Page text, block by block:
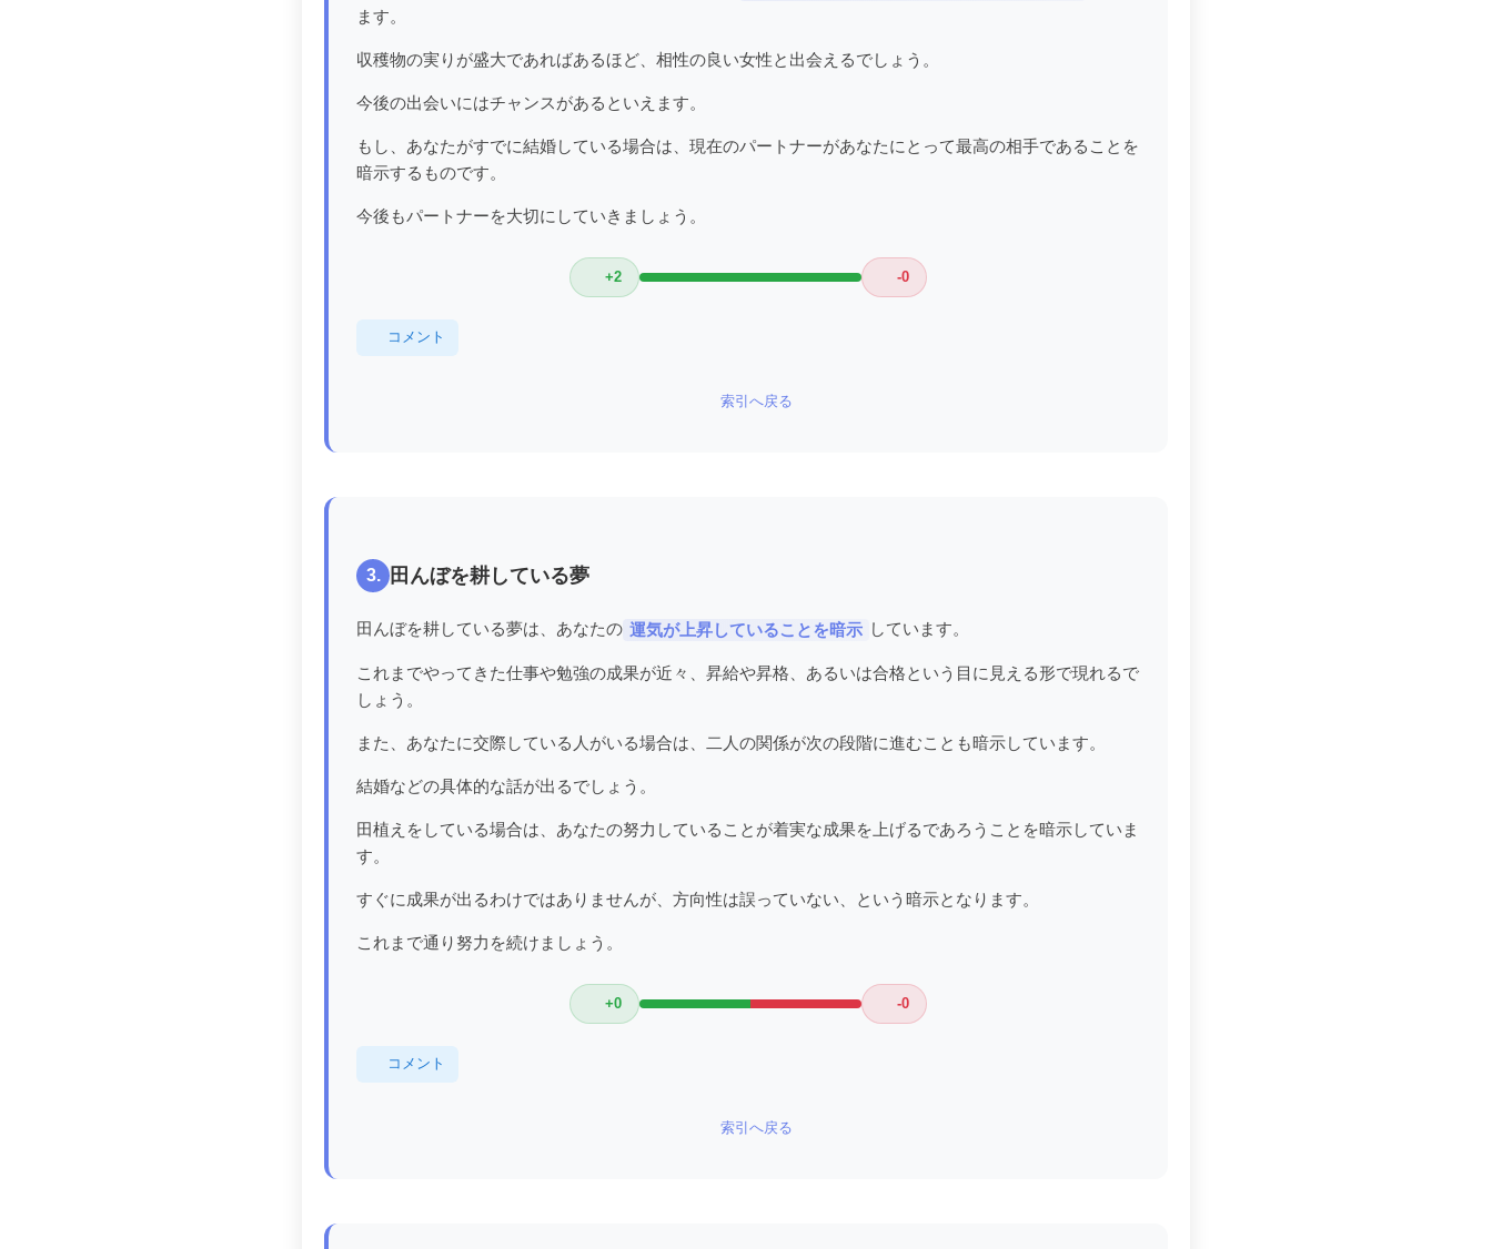
ます。
収穫物の実りが盛大であればあるほど、相性の良い女性と出会えるでしょう。
今後の出会いにはチャンスがあるといえます。
もし、あなたがすでに結婚している場合は、現在のパートナーがあなたにとって最高の相手であることを
暗示するものです。
今後もパートナーを大切にしていきましょう。
+2 -0
コメント
索引へ戻る
3. 田んぼを耕している夢
田んぼを耕している夢は、あなたの 運気が上昇していることを暗示 しています。
これまでやってきた仕事や勉強の成果が近々、昇給や昇格、あるいは合格という目に見える形で現れるで
しょう。
また、あなたに交際している人がいる場合は、二人の関係が次の段階に進むことも暗示しています。
結婚などの具体的な話が出るでしょう。
田植えをしている場合は、あなたの努力していることが着実な成果を上げるであろうことを暗示していま
す。
すぐに成果が出るわけではありませんが、方向性は誤っていない、という暗示となります。
これまで通り努力を続けましょう。
+0 -0
コメント
索引へ戻る